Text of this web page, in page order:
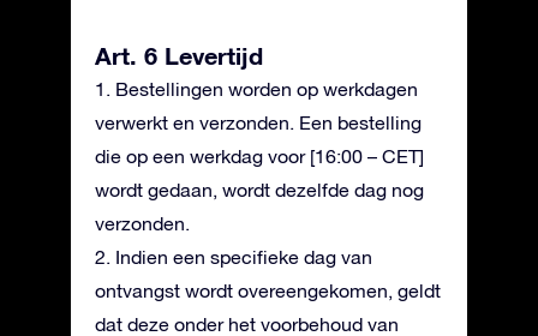
Art. 6 Levertijd
1. Bestellingen worden op werkdagen
verwerkt en verzonden. Een bestelling
die op een werkdag voor [16:00 – CET]
wordt gedaan, wordt dezelfde dag nog
verzonden.
2. Indien een specifieke dag van
ontvangst wordt overeengekomen, geldt
dat deze onder het voorbehoud van